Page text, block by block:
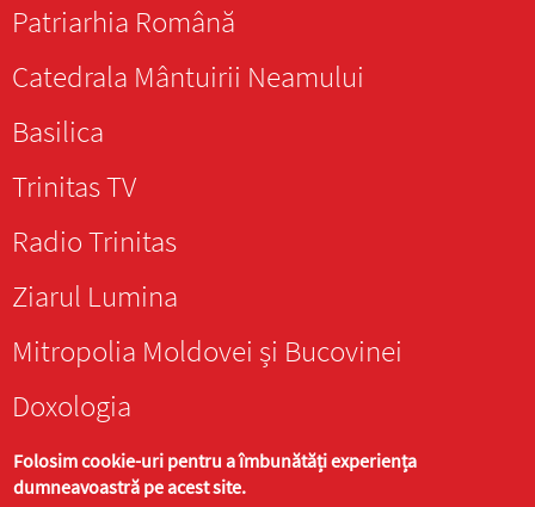
Patriarhia Română
Catedrala Mântuirii Neamului
Basilica
Trinitas TV
Radio Trinitas
Ziarul Lumina
Mitropolia Moldovei și Bucovinei
Doxologia
Folosim cookie-uri pentru a îmbunătăți experiența
dumneavoastră pe acest site.